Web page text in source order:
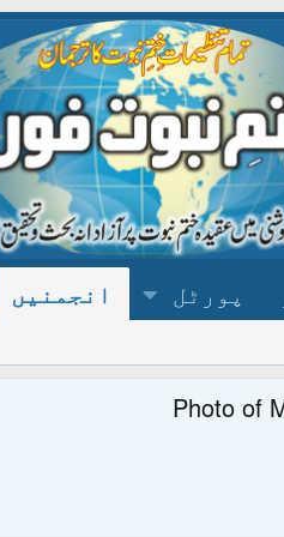
پورٹل انجمنیں